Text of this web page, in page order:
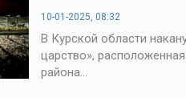
птицефабрике
10-01-2025, 08:32
В Курской области
царство»,
района...